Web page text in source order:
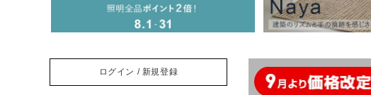
ログイン / 新規登録